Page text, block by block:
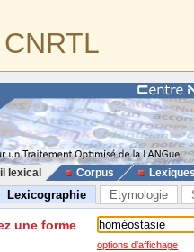
lexical Corpus
Lexicographie Etymologie
une forme
options d'affichage